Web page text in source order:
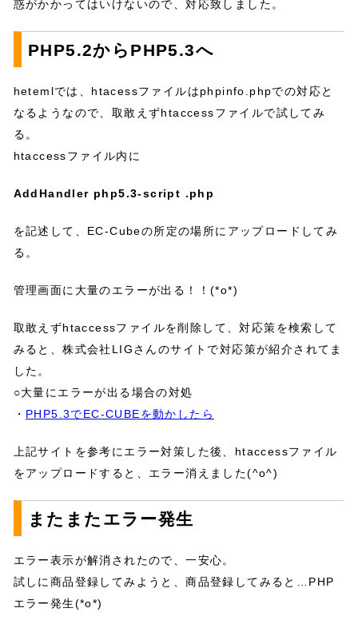
惑がかかってはいけないので、対応致しました。
PHP5.2からPHP5.3へ
hetemlでは、htacessファイルはphpinfo.phpでの対応と
なるようなので、取敢えずhtaccessファイルで試してみ
る。
htaccessファイル内に
AddHandler php5.3-script .php
を記述して、EC-Cubeの所定の場所にアップロードしてみ
る。
管理画面に大量のエラーが出る！！(*o*)
取敢えずhtaccessファイルを削除して、対応策を検索して
みると、株式会社LIGさんのサイトで対応策が紹介されてま
した。
○大量にエラーが出る場合の対処
・ PHP5.3でEC-CUBEを動かしたら
上記サイトを参考にエラー対策した後、htaccessファイル
をアップロードすると、エラー消えました(^o^)
またまたエラー発生
エラー表示が解消されたので、一安心。
試しに商品登録してみようと、商品登録してみると…PHP
エラー発生(*o*)